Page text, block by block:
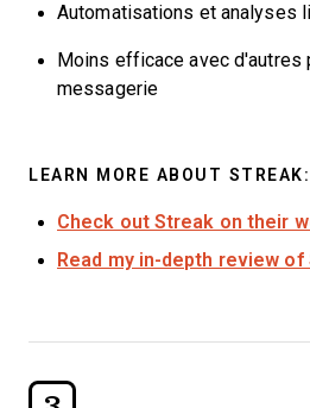
Automatisations et analyses
Moins efficace avec d'autres
messagerie
LEARN MORE ABOUT STREAK:
Check out Streak on their
Read my in-depth review of